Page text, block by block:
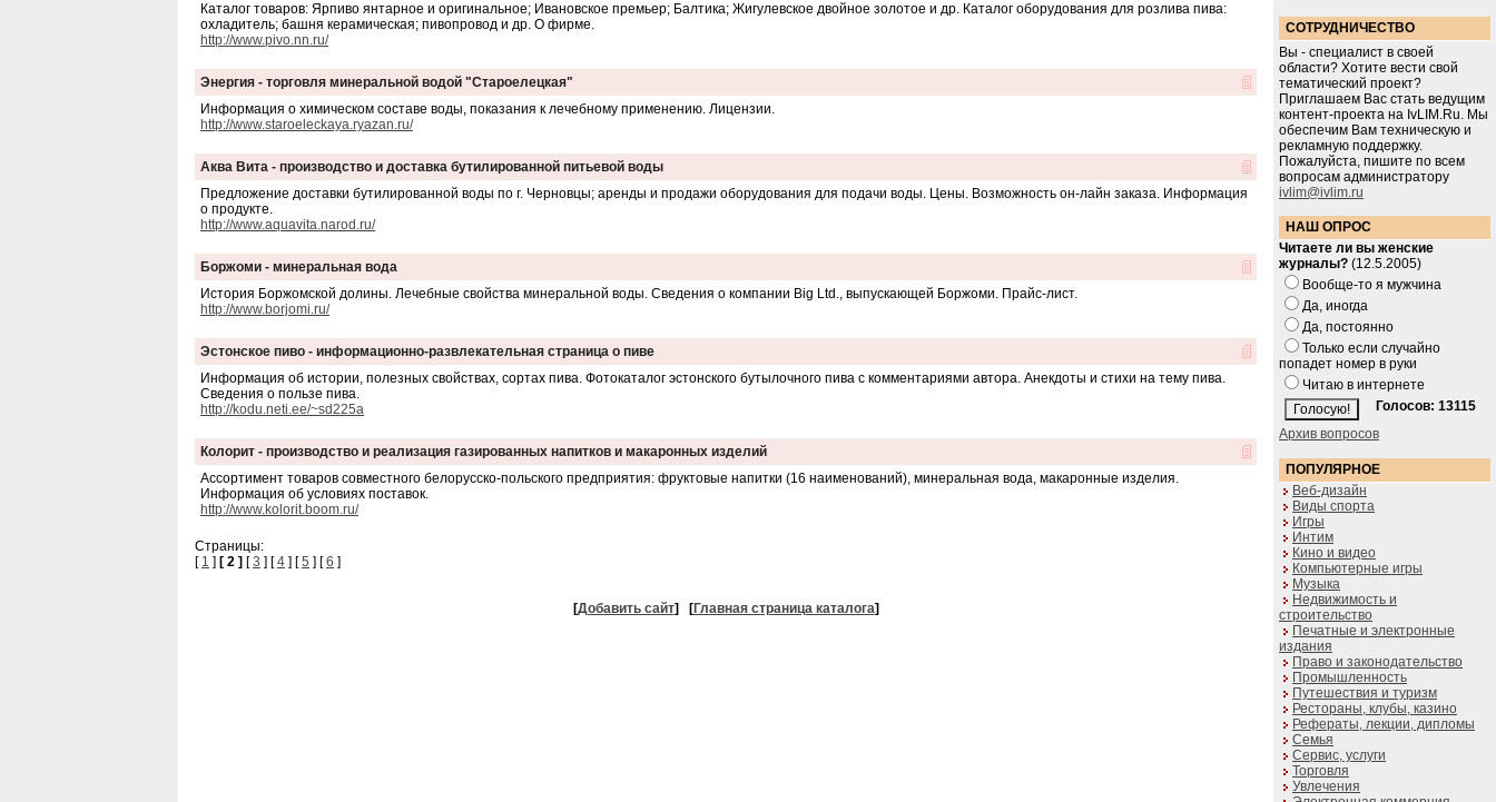
Каталог товаров: Ярпиво янтарное и оригинальное; Ивановское премьер; Балтика; Жигулевское двойное золотое и др. Каталог оборудования для розлива пива:
охладитель; башня керамическая; пивопровод и др. О фирме.
http://www.pivo.nn.ru/
Энергия - торговля минеральной водой "Староелецкая"
Информация о химическом составе воды, показания к лечебному применению. Лицензии.
http://www.staroeleckaya.ryazan.ru/
Аква Вита - производство и доставка бутилированной питьевой воды
Предложение доставки бутилированной воды по г. Черновцы; аренды и продажи оборудования для подачи воды. Цены. Возможность он-лайн заказа. Информация
о продукте.
http://www.aquavita.narod.ru/
Боржоми - минеральная вода
История Боржомской долины. Лечебные свойства минеральной воды. Сведения о компании Big Ltd., выпускающей Боржоми. Прайс-лист.
http://www.borjomi.ru/
Эстонское пиво - информационно-развлекательная страница о пиве
Информация об истории, полезных свойствах, сортах пива. Фотокаталог эстонского бутылочного пива с комментариями автора. Анекдоты и стихи на тему пива.
Сведения о пользе пива.
http://kodu.neti.ee/~sd225a
Колорит - производство и реализация газированных напитков и макаронных изделий
Ассортимент товаров совместного белорусско-польского предприятия: фруктовые напитки (16 наименований), минеральная вода, макаронные изделия.
Информация об условиях поставок.
http://www.kolorit.boom.ru/
Страницы:
[ 1 ] [ 2 ] [3 ] [4 ] [5 ] [6 ]
[Добавить сайт] [Главная страница каталога]
СОТРУДНИЧЕСТВО
Вы - специалист в своей
области? Хотите вести свой
тематический проект?
Приглашаем Вас стать ведущим
контент-проекта на IvLIM.Ru. Мы
обеспечим Вам техническую и
рекламную поддержку.
Пожалуйста, пишите по всем
вопросам администратору
ivlim@ivlim.ru
НАШ ОПРОС
Читаете ли вы женские
журналы? (12.5.2005)
Вообще-то я мужчина
Да, иногда
Да, постоянно
Только если случайно
попадет номер в руки
Читаю в интернете
Голосов: 13115
Архив вопросов
ПОПУЛЯРНОЕ
Веб-дизайн
Виды спорта
Игры
Интим
Кино и видео
Компьютерные игры
Музыка
Недвижимость и
строительство
Печатные и электронные
издания
Право и законодательство
Промышленность
Путешествия и туризм
Рестораны, клубы, казино
Рефераты, лекции, дипломы
Семья
Сервис, услуги
Торговля
Увлечения